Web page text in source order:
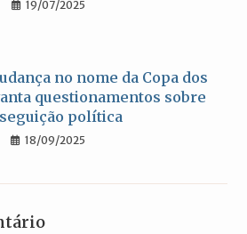
19/07/2025
no nome da Copa dos
questionamentos sobre
política
18/09/2025